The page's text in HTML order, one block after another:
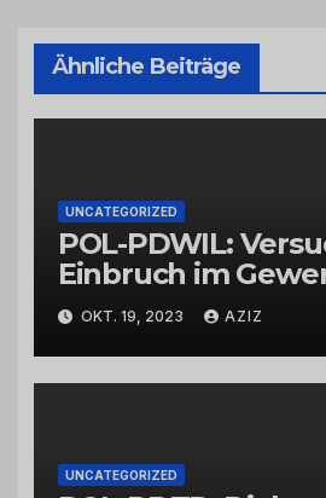
Ähnliche Beiträge
UNCATEGORIZED
POL-PDWIL:
Einbruch im
Wittlich
OKT. 19, 2023 AZIZ
UNCATEGORIZED